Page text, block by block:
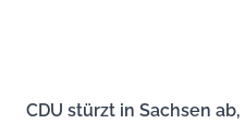
CDU stürzt in Sachsen